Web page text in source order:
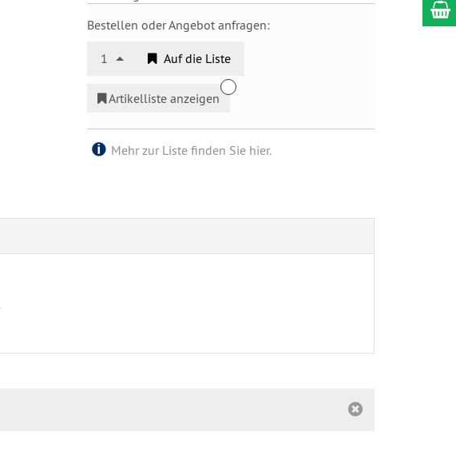
Bestellen oder Angebot anfragen:
1 Auf die Liste
Artikelliste anzeigen
Mehr zur Liste finden Sie hier.